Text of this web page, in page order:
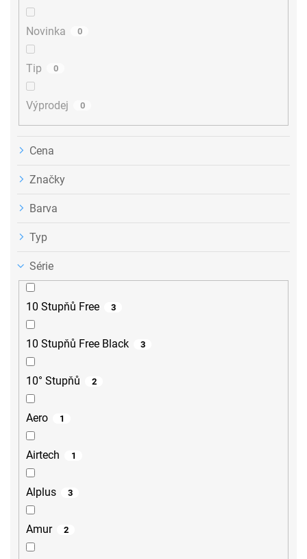
Novinka 0
Tip 0
Výprodej 0
Cena
Značky
Barva
Typ
Série
10 Stupňů Free 3
10 Stupňů Free Black 3
10° Stupňů 2
Aero 1
Airtech 1
Alplus 3
Amur 2